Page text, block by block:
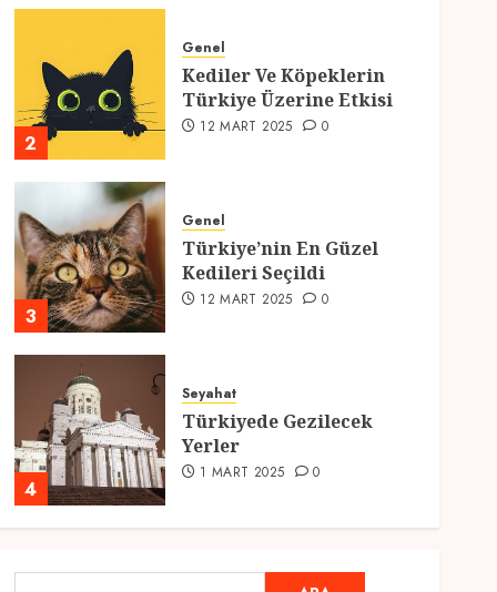
2
Genel
Kediler Ve Köpeklerin
Türkiye Üzerine Etkisi
12 MART 2025 0
3
Genel
Türkiye’nin En Güzel
Kedileri Seçildi
12 MART 2025 0
4
Seyahat
Türkiyede Gezilecek
Yerler
1 MART 2025 0
Ramazan Ayı 2025: